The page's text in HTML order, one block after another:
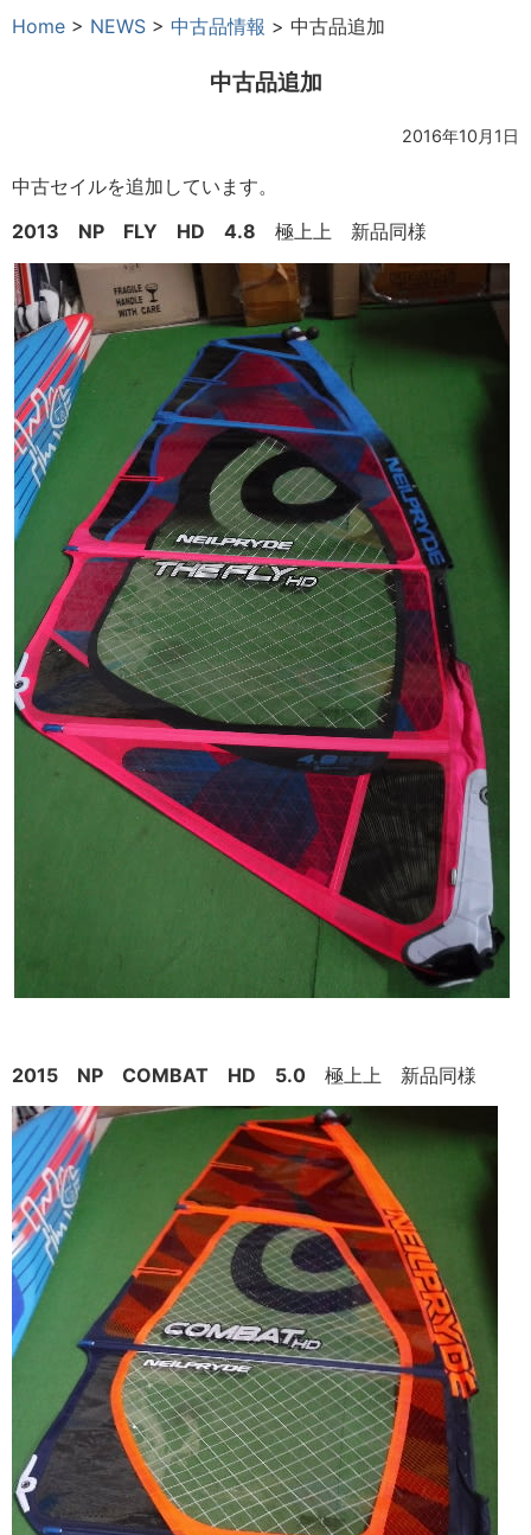
Home > NEWS > 中古品情報 > 中古品追加
中古品追加
2016年10月1日
中古セイルを追加しています。
2013 NP FLY HD 4.8 極上上 新品同様
2015 NP COMBAT HD 5.0 極上上 新品同様